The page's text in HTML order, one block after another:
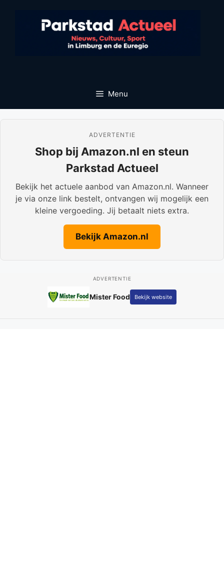
Menu
ADVERTENTIE
Shop bij Amazon.nl en steun
Parkstad Actueel
Bekijk het actuele aanbod van Amazon.nl. Wanneer
je via onze link bestelt, ontvangen wij mogelijk een
kleine vergoeding. Jij betaalt niets extra.
Bekijk Amazon.nl
ADVERTENTIE
Mister Food Bekijk website